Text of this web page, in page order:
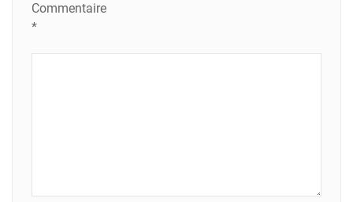
Commentaire
*